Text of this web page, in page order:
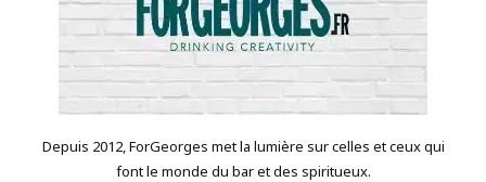
Depuis 2012, ForGeorges met la lumière sur celles et ceux qui
font le monde du bar et des spiritueux.